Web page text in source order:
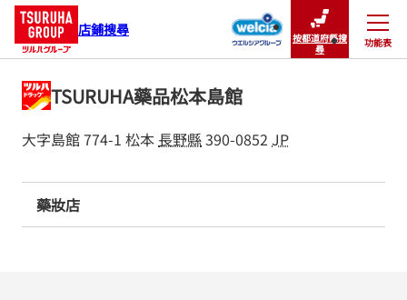
店鋪搜尋
按都道府縣搜
尋
功能表
關閉
TSURUHA藥品松本島館
大字島館 774-1 松本長野縣390-0852 JP
藥妝店